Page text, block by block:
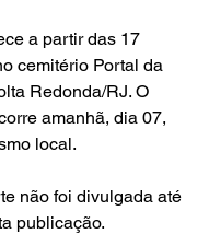
a partir das 17
cemitério Portal da
Redonda/RJ. O
amanhã, dia 07,
local.
não foi divulgada até
publicação.